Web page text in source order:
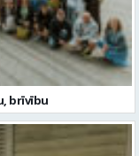
brīvību